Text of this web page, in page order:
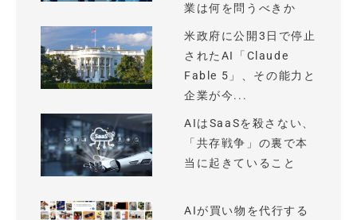
業は何を問うべきか
米政府に公開3日で停止
されたAI「Claude
Fable 5」、その能力と
企業が今...
AIはSaaSを殺さない、
「共存戦争」の裏で本
当に起きていること
AIが買い物を代行する